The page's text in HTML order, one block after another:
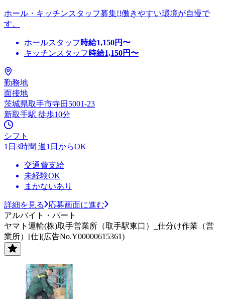
ホール・キッチンスタッフ募集!!働きやすい環境が自慢で
す。
ホールスタッフ 時給1,150円〜
キッチンスタッフ 時給1,150円〜
勤務地
面接地
茨城県取手市寺田5001-23
新取手駅 徒歩10分
シフト
1日3時間 週1日からOK
交通費支給
未経験OK
まかないあり
詳細を見る
応募画面に進む
アルバイト・パート
ヤマト運輸(株)取手営業所（取手駅東口）_仕分け作業（営
業所）[仕](広告No.Y00000615361)